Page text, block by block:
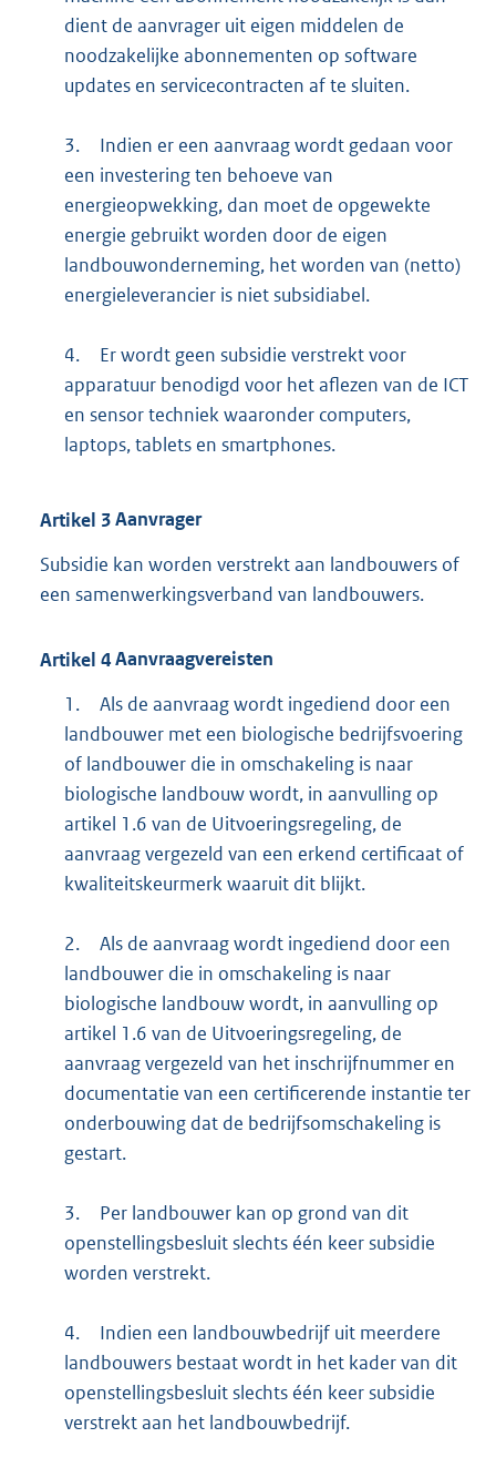
dient de aanvrager uit eigen middelen de
noodzakelijke abonnementen op software
updates en servicecontracten af te sluiten.
3.
Indien er een aanvraag wordt gedaan voor
een investering ten behoeve van
energieopwekking, dan moet de opgewekte
energie gebruikt worden door de eigen
landbouwonderneming, het worden van (netto)
energieleverancier is niet subsidiabel.
4.
Er wordt geen subsidie verstrekt voor
apparatuur benodigd voor het aflezen van de ICT
en sensor techniek waaronder computers,
laptops, tablets en smartphones.
Artikel 3Aanvrager
Subsidie kan worden verstrekt aan landbouwers of
een samenwerkingsverband van landbouwers.
Artikel 4Aanvraagvereisten
1.
Als de aanvraag wordt ingediend door een
landbouwer met een biologische bedrijfsvoering
of landbouwer die in omschakeling is naar
biologische landbouw wordt, in aanvulling op
artikel 1.6 van de Uitvoeringsregeling, de
aanvraag vergezeld van een erkend certificaat of
kwaliteitskeurmerk waaruit dit blijkt.
2.
Als de aanvraag wordt ingediend door een
landbouwer die in omschakeling is naar
biologische landbouw wordt, in aanvulling op
artikel 1.6 van de Uitvoeringsregeling, de
aanvraag vergezeld van het inschrijfnummer en
documentatie van een certificerende instantie ter
onderbouwing dat de bedrijfsomschakeling is
gestart.
3.
Per landbouwer kan op grond van dit
openstellingsbesluit slechts één keer subsidie
worden verstrekt.
4.
Indien een landbouwbedrijf uit meerdere
landbouwers bestaat wordt in het kader van dit
openstellingsbesluit slechts één keer subsidie
verstrekt aan het landbouwbedrijf.